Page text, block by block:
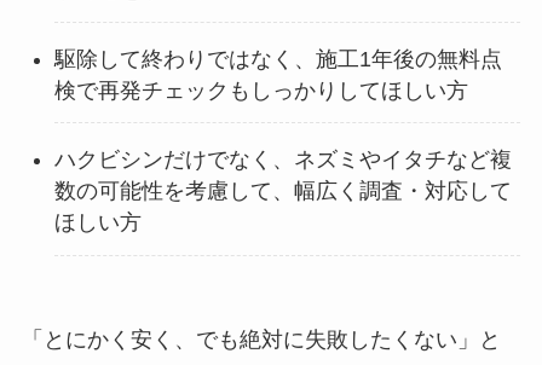
駆除して終わりではなく、施工1年後の無料点
検で再発チェックもしっかりしてほしい方
ハクビシンだけでなく、ネズミやイタチなど複
数の可能性を考慮して、幅広く調査・対応して
ほしい方
「とにかく安く、でも絶対に失敗したくない」と